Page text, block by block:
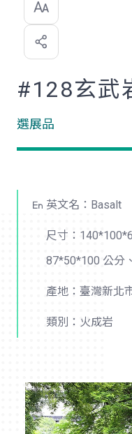
選
喜
歡
#128玄武
選展品
英文名：Basalt
尺寸：
87*50*100 公分
產地：臺灣新北
類別：火成岩